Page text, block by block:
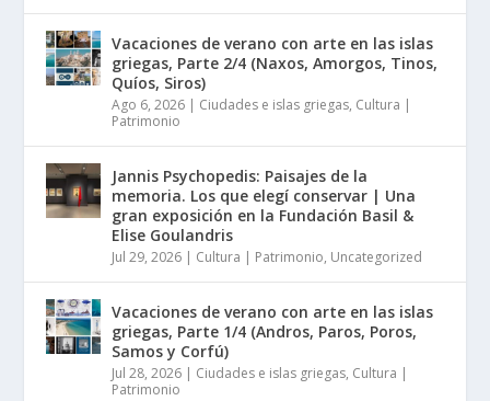
Vacaciones de verano con arte en las islas
griegas, Parte 2/4 (Naxos, Amorgos, Tinos,
Quíos, Siros)
Ago 6, 2026 | Ciudades e islas griegas, Cultura |
Patrimonio
Jannis Psychopedis: Paisajes de la
memoria. Los que elegí conservar | Una
gran exposición en la Fundación Basil &
Elise Goulandris
Jul 29, 2026 | Cultura | Patrimonio, Uncategorized
Vacaciones de verano con arte en las islas
griegas, Parte 1/4 (Andros, Paros, Poros,
Samos y Corfú)
Jul 28, 2026 | Ciudades e islas griegas, Cultura |
Patrimonio